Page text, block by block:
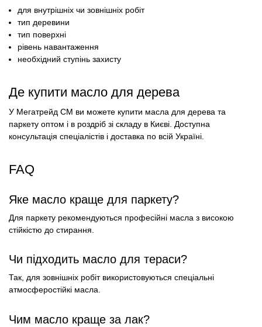
для внутрішніх чи зовнішніх робіт
тип деревини
тип поверхні
рівень навантаження
необхідний ступінь захисту
Де купити масло для дерева
У Мегатрейд СМ ви можете купити масла для дерева та
паркету оптом і в роздріб зі складу в Києві. Доступна
консультація спеціалістів і доставка по всій Україні.
FAQ
Яке масло краще для паркету?
Для паркету рекомендуються професійні масла з високою
стійкістю до стирання.
Чи підходить масло для тераси?
Так, для зовнішніх робіт використовуються спеціальні
атмосферостійкі масла.
Чим масло краще за лак?